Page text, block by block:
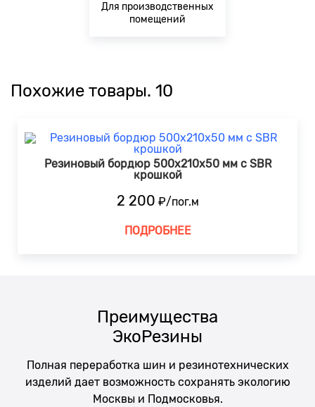
Для производственных
помещений
Похожие товары. 10
Резиновый бордюр 500х210x50 мм c SBR
крошкой
2 200 ₽/пог.м
ПОДРОБНЕЕ
Преимущества
ЭкоРезины
Полная переработка шин и резинотехнических
изделий дает возможность сохранять экологию
Москвы и Подмосковья.